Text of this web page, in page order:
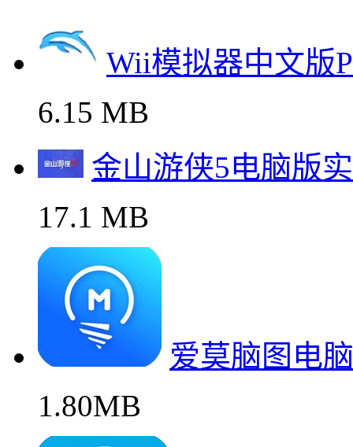
Wii模拟器中文版
6.15 MB
金山游侠5电脑版
17.1 MB
爱莫脑图电
1.80MB